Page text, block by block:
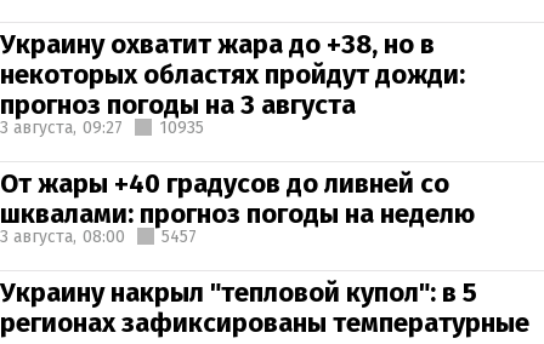
Украину охватит жара до +38, но в
некоторых областях пройдут дожди:
прогноз погоды на 3 августа
3 августа, 09:27 10935
От жары +40 градусов до ливней со
шквалами: прогноз погоды на неделю
3 августа, 08:00 5457
Украину накрыл "тепловой купол": в 5
регионах зафиксированы температурные